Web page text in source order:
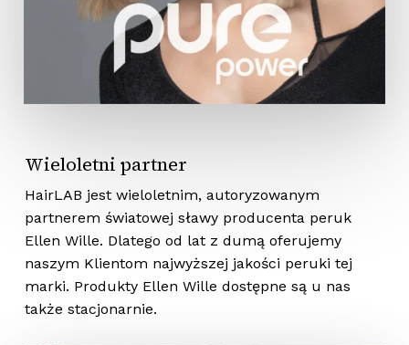
Brak produktów w koszyku.
Wróć Do Sklepu
Wieloletni partner
HairLAB jest wieloletnim, autoryzowanym
partnerem światowej sławy producenta peruk
Ellen Wille. Dlatego od lat z dumą oferujemy
naszym Klientom najwyższej jakości peruki tej
marki. Produkty Ellen Wille dostępne są u nas
także stacjonarnie.